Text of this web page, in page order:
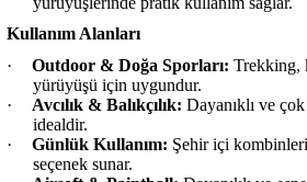
Kullanım Alanları
·
Outdoor & Doğa Sporları: Trekking,
yürüyüşü için uygundur.
·
Avcılık & Balıkçılık: Dayanıklı ve
idealdir.
·
Günlük Kullanım: Şehir içi
seçenek sunar.